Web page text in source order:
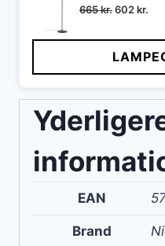
665kr.Den
pris
var:
665 kr..
602kr.
pris
er:
EAN
Brand